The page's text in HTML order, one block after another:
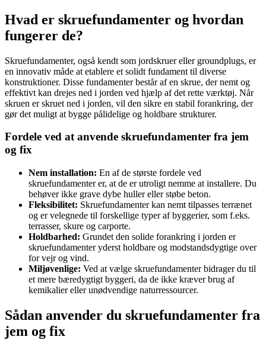
Hvad er skruefundamenter og hvordan
fungerer de?
Skruefundamenter, også kendt som jordskruer eller groundplugs, er
en innovativ måde at etablere et solidt fundament til diverse
konstruktioner. Disse fundamenter består af en skrue, der nemt og
effektivt kan drejes ned i jorden ved hjælp af det rette værktøj. Når
skruen er skruet ned i jorden, vil den sikre en stabil forankring, der
gør det muligt at bygge pålidelige og holdbare strukturer.
Fordele ved at anvende skruefundamenter fra jem
og fix
Nem installation: En af de største fordele ved
skruefundamenter er, at de er utroligt nemme at installere. Du
behøver ikke grave dybe huller eller støbe beton.
Fleksibilitet: Skruefundamenter kan nemt tilpasses terrænet
og er velegnede til forskellige typer af byggerier, som f.eks.
terrasser, skure og carporte.
Holdbarhed: Grundet den solide forankring i jorden er
skruefundamenter yderst holdbare og modstandsdygtige over
for vejr og vind.
Miljøvenlige: Ved at vælge skruefundamenter bidrager du til
et mere bæredygtigt byggeri, da de ikke kræver brug af
kemikalier eller unødvendige naturressourcer.
Sådan anvender du skruefundamenter fra
jem og fix